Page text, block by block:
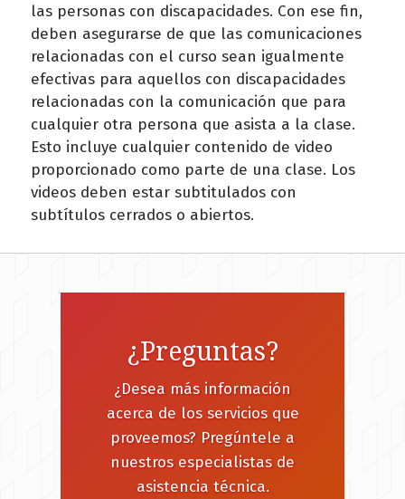
las personas con discapacidades. Con ese fin,
deben asegurarse de que las comunicaciones
relacionadas con el curso sean igualmente
efectivas para aquellos con discapacidades
relacionadas con la comunicación que para
cualquier otra persona que asista a la clase.
Esto incluye cualquier contenido de video
proporcionado como parte de una clase. Los
videos deben estar subtitulados con
subtítulos cerrados o abiertos.
¿Preguntas?
¿Desea más información
acerca de los servicios que
proveemos? Pregúntele a
nuestros especialistas de
asistencia técnica.